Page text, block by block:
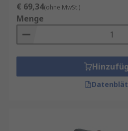
€ 69,34(ohne MwSt.)
Menge